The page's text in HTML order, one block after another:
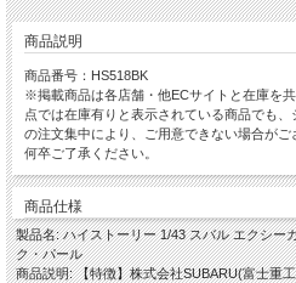
商品説明
商品番号：HS518BK
※掲載商品は各店舗・他ECサイトと在庫を
点では在庫有りと表示されている商品でも
の注文集中により、ご用意できない場合がご
何卒ご了承ください。
商品仕様
製品名: ハイストーリー 1/43 スバル エクシー
ク・パール
商品説明: 【特徴】株式会社SUBARU(富士重